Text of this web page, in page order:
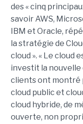
des « cinq
savoir AWS,
IBM et Oracle,
la stratégie de
cloud ». « Le cloud
investit la nouvelle
clients ont montré
cloud public et
cloud hybride, de
ouverte, non